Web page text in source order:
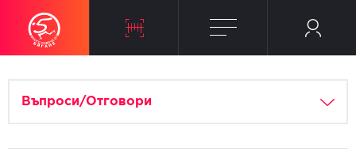
Въпроси/Отговори